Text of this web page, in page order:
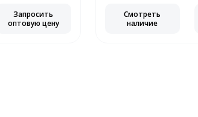
Запросить
оптовую цену
Смотреть
наличие